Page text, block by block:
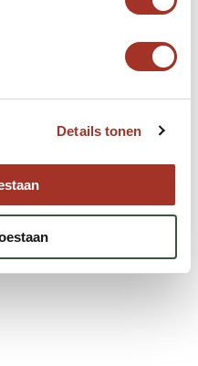
Details tonen